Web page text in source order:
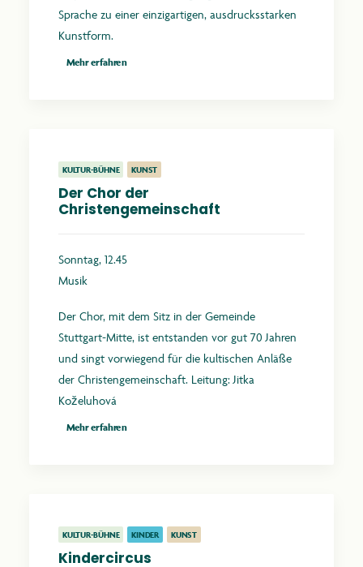
Sprache zu einer einzigartigen, ausdrucksstarken
Kunstform.
Mehr erfahren
KULTUR-BÜHNE KUNST
Der Chor der
Christengemeinschaft
Sonntag, 12.45
Musik
Der Chor, mit dem Sitz in der Gemeinde
Stuttgart-Mitte, ist entstanden vor gut 70 Jahren
und singt vorwiegend für die kultischen Anläße
der Christengemeinschaft. Leitung: Jitka
Koželuhová
Mehr erfahren
KULTUR-BÜHNE KINDER KUNST
Kindercircus